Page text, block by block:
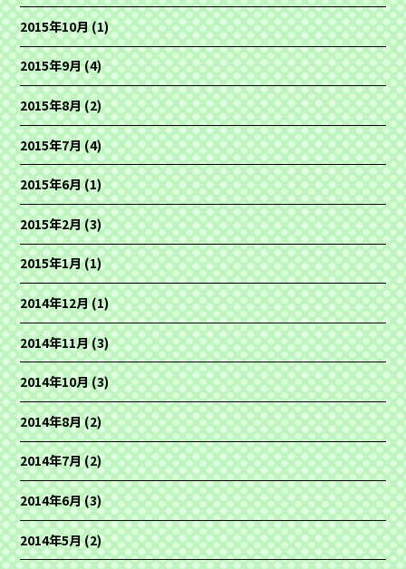
2015年10月(1)
2015年9月(4)
2015年8月(2)
2015年7月(4)
2015年6月(1)
2015年2月(3)
2015年1月(1)
2014年12月(1)
2014年11月(3)
2014年10月(3)
2014年8月(2)
2014年7月(2)
2014年6月(3)
2014年5月(2)